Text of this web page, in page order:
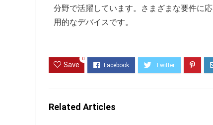
分野で活躍しています。さまざまな要件に
用的なデバイスです。
Save
0
Related Articles